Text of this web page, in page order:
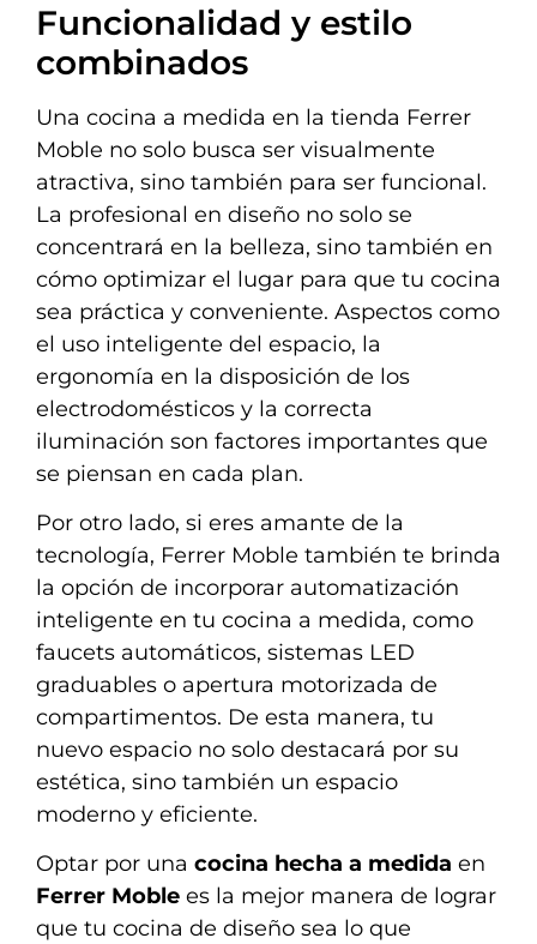
Funcionalidad y estilo
combinados
Una cocina a medida en la tienda Ferrer
Moble no solo busca ser visualmente
atractiva, sino también para ser funcional.
La profesional en diseño no solo se
concentrará en la belleza, sino también en
cómo optimizar el lugar para que tu cocina
sea práctica y conveniente. Aspectos como
el uso inteligente del espacio, la
ergonomía en la disposición de los
electrodomésticos y la correcta
iluminación son factores importantes que
se piensan en cada plan.
Por otro lado, si eres amante de la
tecnología, Ferrer Moble también te brinda
la opción de incorporar automatización
inteligente en tu cocina a medida, como
faucets automáticos, sistemas LED
graduables o apertura motorizada de
compartimentos. De esta manera, tu
nuevo espacio no solo destacará por su
estética, sino también un espacio
moderno y eficiente.
Optar por una cocina hecha a medida en
Ferrer Moble es la mejor manera de lograr
que tu cocina de diseño sea lo que